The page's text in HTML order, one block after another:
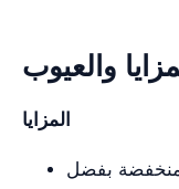
والعيوب
المزايا
بفضل